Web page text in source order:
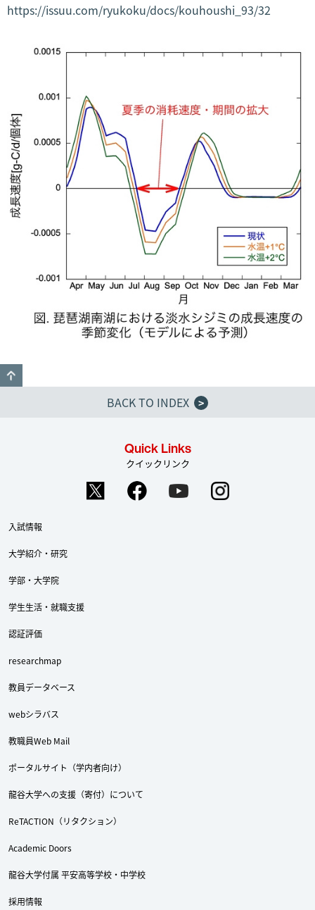
https://issuu.com/ryukoku/docs/kouhoushi_93/32
BACK TO INDEX
>
Quick Links
クイックリンク
入試情報
大学紹介・研究
学部・大学院
学生生活・就職支援
認証評価
researchmap
教員データベース
webシラバス
教職員Web Mail
ポータルサイト（学内者向け）
龍谷大学への支援（寄付）について
ReTACTION（リタクション）
Academic Doors
龍谷大学付属 平安高等学校・中学校
採用情報